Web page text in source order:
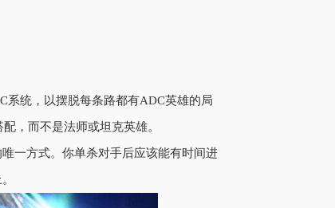
系统，以摆脱每条路都有ADC英雄的局
，而不是法师或坦克英雄。
一方式。你单杀对手后应该能有时间进